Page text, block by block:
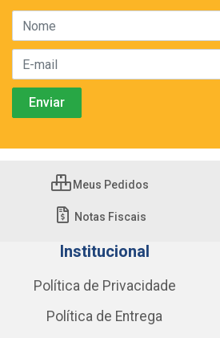
Meus Pedidos
Notas Fiscais
Institucional
Política de Privacidade
Política de Entrega